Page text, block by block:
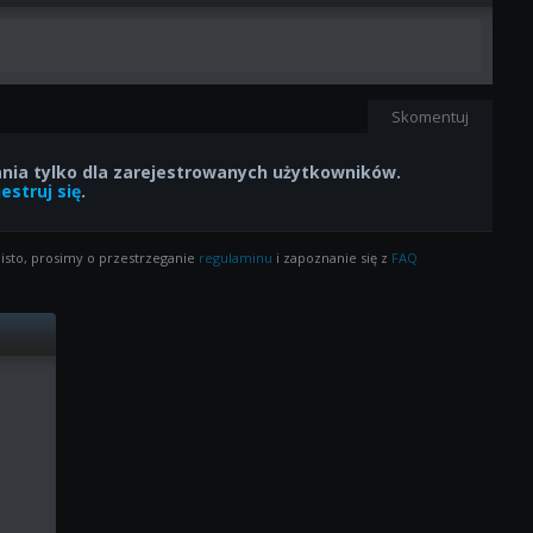
Skomentuj
tylko dla zarejestrowanych użytkowników.
się.
prosimy o przestrzeganie regulaminu i zapoznanie się z FAQ